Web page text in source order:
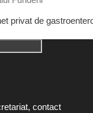
contact